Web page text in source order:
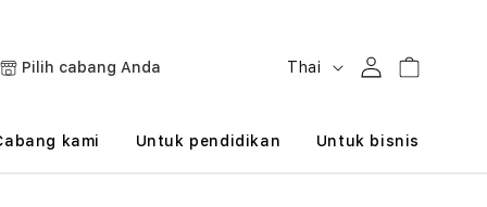
Pilih cabang Anda
B
h
Thai MasukKeranjang
kami Untuk pendidikan Untuk bisnis